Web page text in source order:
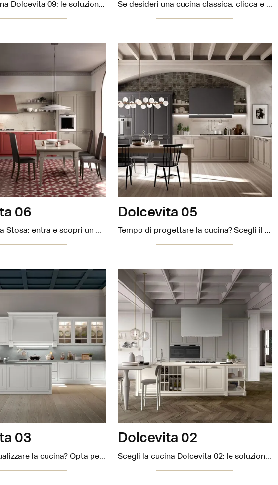
Scegli la cucina Dolcevita 09: le soluzioni tradizionali Stosa in laccato opaco sono garanzia di qualità, stile e design. Se desideri una cucina classica, clicca e ottieni informazioni sul modello Dolcevita 08 Stosa.
06
Cucine in linea Stosa: entra e scopri un mondo di stile e design! La cucina convenzionale Dolcevita 06 ti sta aspettando.
Dolcevita 05
Tempo di progettare la cucina? Scegli il modello Dolcevita 05 Stosa tra le nostre Cucine Classiche ad angolo.
03
Tempo di attualizzare la cucina? Opta per il modello Dolcevita 03 Stosa tra le nostre Cucine Classiche con penisola.
Dolcevita 02
Scegli la cucina Dolcevita 02: le soluzioni classiche Stosa in laccato opaco sono sinonimo di qualità, design e contenuto estetico.